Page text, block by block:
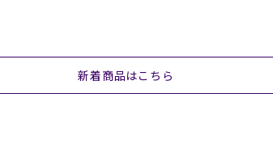
新着商品はこちら